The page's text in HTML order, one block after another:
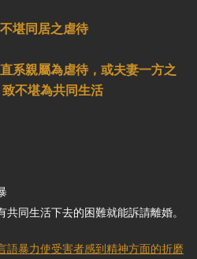
堪同居之虐待
系親屬為虐待，或夫妻一方之
不堪為共同生活
同生活下去的困難就能訴請離婚。
語暴力使受害者感到精神方面的折磨